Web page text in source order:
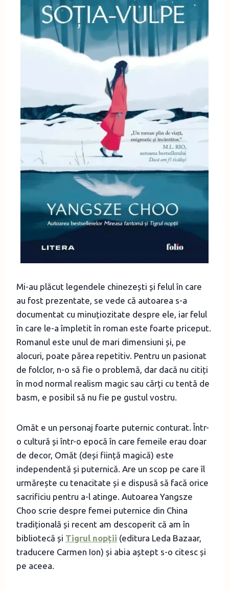
Mi-au plăcut legendele chinezești și felul în care
au fost prezentate, se vede că autoarea s-a
documentat cu minuțiozitate despre ele, iar felul
în care le-a împletit în roman este foarte priceput.
Romanul este unul de mari dimensiuni și, pe
alocuri, poate părea repetitiv. Pentru un pasionat
de folclor, n-o să fie o problemă, dar dacă nu citiți
în mod normal realism magic sau cărți cu tentă de
basm, e posibil să nu fie pe gustul vostru.
Omăt e un personaj foarte puternic conturat. Într-
o cultură și într-o epocă în care femeile erau doar
de decor, Omăt (deși ființă magică) este
independentă și puternică. Are un scop pe care îl
urmărește cu tenacitate și e dispusă să facă orice
sacrificiu pentru a-l atinge. Autoarea Yangsze
Choo scrie despre femei puternice din China
tradițională și recent am descoperit că am în
bibliotecă și Tigrul nopții (editura Leda Bazaar,
traducere Carmen Ion) și abia aștept s-o citesc și
pe aceea.